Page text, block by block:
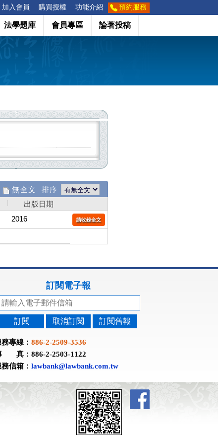
加入會員 購買授權 功能介紹 預約服務
法學題庫 會員專區 論著投稿
無全文 排序
出版日期
2016 請收錄全文
訂閱電子報
訂閱 取消訂閱 訂閱舊報
務專線： 886-2-2509-3536
真：886-2-2503-1122
務信箱： lawbank@lawbank.com.tw